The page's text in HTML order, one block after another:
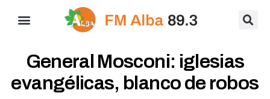
General Mosconi: iglesias
evangélicas, blanco de robos